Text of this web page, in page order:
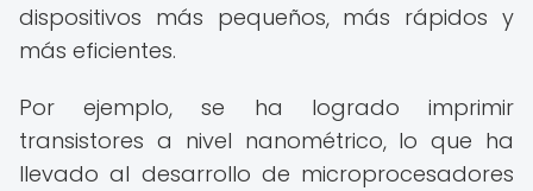
dispositivos más pequeños, más rápidos y
más eficientes.
Por ejemplo, se ha logrado imprimir
transistores a nivel nanométrico, lo que ha
llevado al desarrollo de microprocesadores